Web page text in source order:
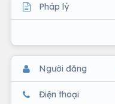
Pháp lý
Người đăng
Điện thoại